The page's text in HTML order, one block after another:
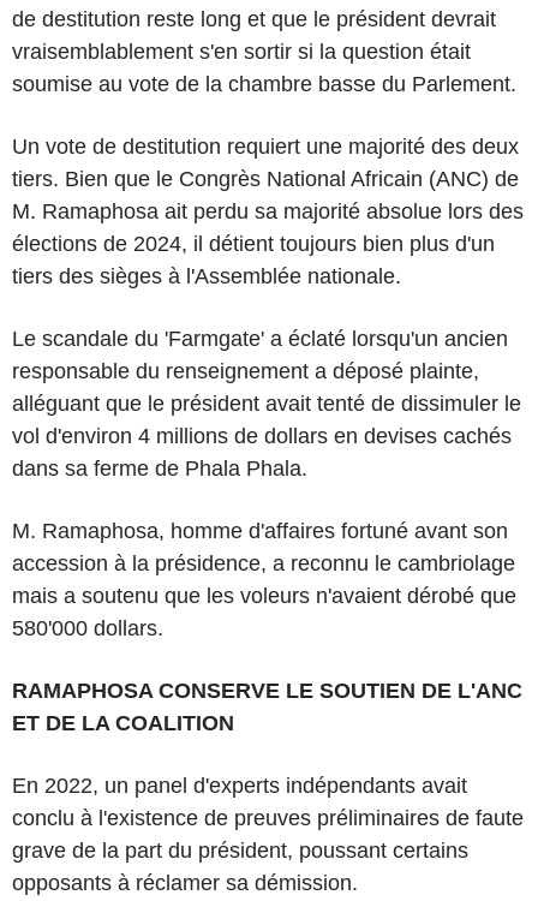
de destitution reste long et que le président devrait
vraisemblablement s'en sortir si la question était
soumise au vote de la chambre basse du Parlement.
Un vote de destitution requiert une majorité des deux
tiers. Bien que le Congrès National Africain (ANC) de
M. Ramaphosa ait perdu sa majorité absolue lors des
élections de 2024, il détient toujours bien plus d'un
tiers des sièges à l'Assemblée nationale.
Le scandale du 'Farmgate' a éclaté lorsqu'un ancien
responsable du renseignement a déposé plainte,
alléguant que le président avait tenté de dissimuler le
vol d'environ 4 millions de dollars en devises cachés
dans sa ferme de Phala Phala.
M. Ramaphosa, homme d'affaires fortuné avant son
accession à la présidence, a reconnu le cambriolage
mais a soutenu que les voleurs n'avaient dérobé que
580'000 dollars.
RAMAPHOSA CONSERVE LE SOUTIEN DE L'ANC
ET DE LA COALITION
En 2022, un panel d'experts indépendants avait
conclu à l'existence de preuves préliminaires de faute
grave de la part du président, poussant certains
opposants à réclamer sa démission.